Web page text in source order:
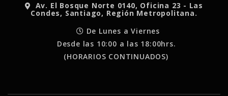
Av. El Bosque Norte 0140, Oficina 23 - Las
Condes, Santiago, Región Metropolitana.
De Lunes a Viernes
Desde las 10:00 a las 18:00hrs.
(HORARIOS CONTINUADOS)